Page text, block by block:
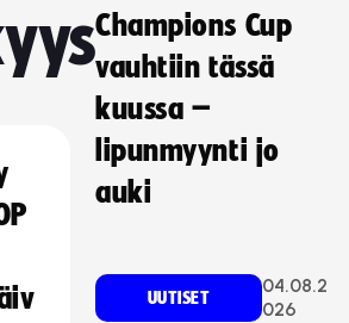
Champions Cup
vauhtiin tässä
kuussa –
lipunmyynti jo
auki
UUTISET
04.08.2
026